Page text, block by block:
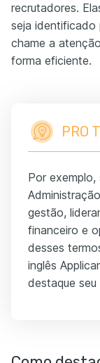
recrutadores.
seja identificado
chame a
forma eficiente.
PRO
Por
gestão,
financeiro e
desses
inglês
destaque